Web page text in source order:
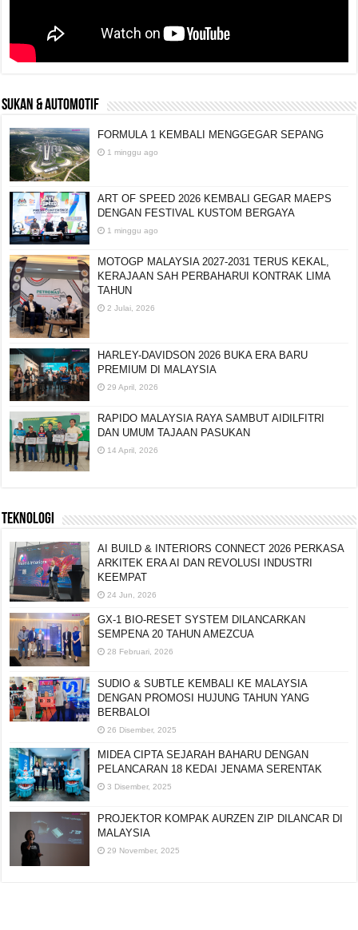
SUKAN & AUTOMOTIF
FORMULA 1 KEMBALI MENGGEGAR SEPANG
1 minggu ago
ART OF SPEED 2026 KEMBALI GEGAR MAEPS
DENGAN FESTIVAL KUSTOM BERGAYA
1 minggu ago
MOTOGP MALAYSIA 2027-2031 TERUS KEKAL,
KERAJAAN SAH PERBAHARUI KONTRAK LIMA
TAHUN
2 Julai, 2026
HARLEY-DAVIDSON 2026 BUKA ERA BARU
PREMIUM DI MALAYSIA
29 April, 2026
RAPIDO MALAYSIA RAYA SAMBUT AIDILFITRI
DAN UMUM TAJAAN PASUKAN
14 April, 2026
TEKNOLOGI
AI BUILD & INTERIORS CONNECT 2026 PERKASA
ARKITEK ERA AI DAN REVOLUSI INDUSTRI
KEEMPAT
24 Jun, 2026
GX-1 BIO-RESET SYSTEM DILANCARKAN
SEMPENA 20 TAHUN AMEZCUA
28 Februari, 2026
SUDIO & SUBTLE KEMBALI KE MALAYSIA
DENGAN PROMOSI HUJUNG TAHUN YANG
BERBALOI
26 Disember, 2025
MIDEA CIPTA SEJARAH BAHARU DENGAN
PELANCARAN 18 KEDAI JENAMA SERENTAK
3 Disember, 2025
PROJEKTOR KOMPAK AURZEN ZIP DILANCAR DI
MALAYSIA
29 November, 2025